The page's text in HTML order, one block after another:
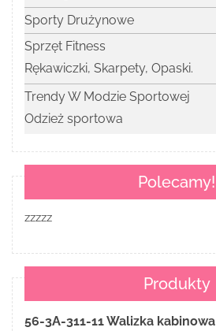
Sporty Drużynowe
Sprzęt Fitness
Rękawiczki, Skarpety, Opaski.
Trendy W Modzie Sportowej
Odzież sportowa
Polecamy!
zzzzz
Produkty
56-3A-311-11 Walizka kabinowa